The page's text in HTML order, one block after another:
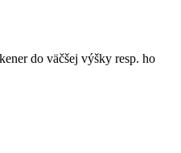
do väčšej výšky resp. ho